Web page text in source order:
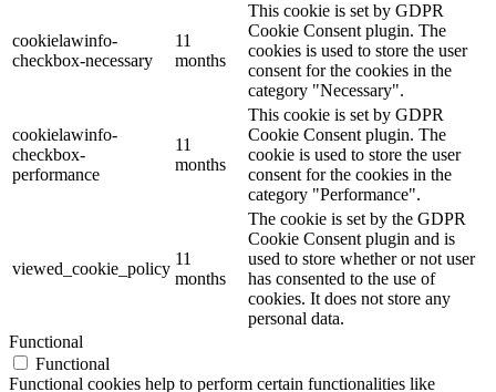
cookielawinfo-
checkbox-necessary
11
months
This cookie is set by GDPR
Cookie Consent plugin. The
cookies is used to store the user
consent for the cookies in the
category "Necessary".
cookielawinfo-
checkbox-
performance
11
months
This cookie is set by GDPR
Cookie Consent plugin. The
cookie is used to store the user
consent for the cookies in the
category "Performance".
viewed_cookie_policy
11
months
The cookie is set by the GDPR
Cookie Consent plugin and is
used to store whether or not user
has consented to the use of
cookies. It does not store any
personal data.
Functional
Functional
Functional cookies help to perform certain functionalities like